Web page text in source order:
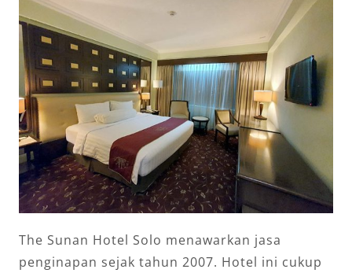
The Sunan Hotel Solo menawarkan jasa
penginapan sejak tahun 2007. Hotel ini cukup